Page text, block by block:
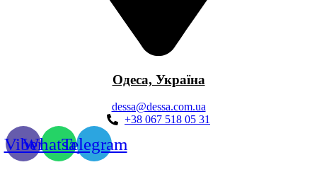
Одеса, Україна
dessa@dessa.com.ua
+38 067 518 05 31
ViberWhatsappTelegram